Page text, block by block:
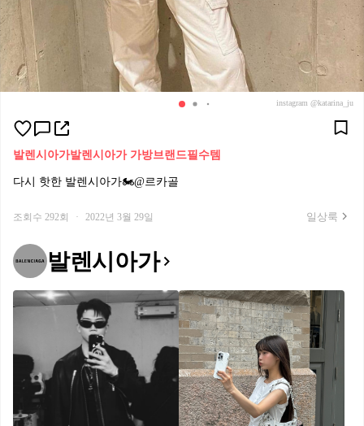
instagram @katarina_ju
발렌시아가발렌시아가 가방브랜드필수템
다시 핫한 발렌시아가🏍@르카골
조회수 292회 · 2022년 3월 29일 일상룩
발렌시아가